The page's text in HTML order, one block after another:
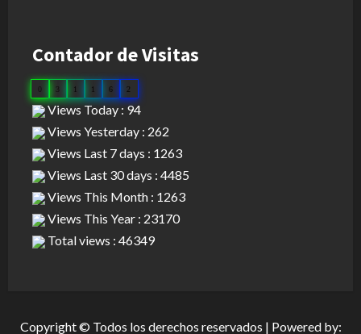
Contador de Visitas
3 1 1 6 2
Views Today : 94
Views Yesterday : 262
Views Last 7 days : 1263
Views Last 30 days : 4485
Views This Month : 1263
Views This Year : 23170
Total views : 46349
Copyright © Todos los derechos reservados | Powered by: